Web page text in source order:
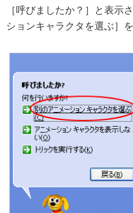
［呼びましたか？］と表示
ションキャラクタを選ぶ］